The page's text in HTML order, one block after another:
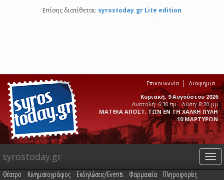
Επίσης διατίθεται: syrostoday.gr Lite edition
Επικοινωνία
Διαφημιστείτε στο syrostoday.gr
Κυριακή, 9 Αυγούστου 2026
Ανατολή: 6:30 πμ - Δύση: 8:20 μμ
ΜΑΤΘΙΑ ΑΠΟΣΤ, ΤΩΝ ΕΝ ΤΗ ΧΑΛΚΗ ΠΥΛΗ
10 ΜΑΡΤΥΡΩΝ
syrostoday.gr
Θέατρο Κινηματογράφος Εκδηλώσεις/Events Φαρμακεία
Πληροφορίες